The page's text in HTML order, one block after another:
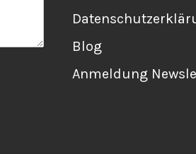
Blog
Anmeldung